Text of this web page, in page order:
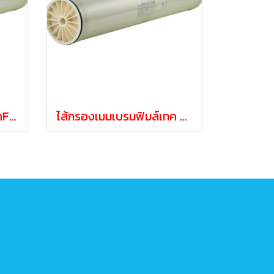
ไส้กรองเมมเบรนฟิมล์เทคFilmtec BW30-400iG (คุณภาพสูง) ไส้กรองเมมเบรนฟิมล์เทค Filmtec BW30-400 (คุณภาพสูง)